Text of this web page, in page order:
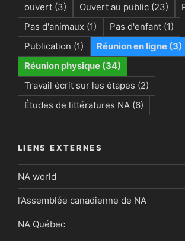
ouvert (3) Ouvert au public (23)
Pas d'animaux (1) Pas d'enfant (1)
Publication (1) Réunion en ligne (3)
Réunion physique (34)
Travail écrit sur les étapes (2)
Études de littératures NA (6)
LIENS EXTERNES
NA world
l’Assemblée canadienne de NA
NA Québec